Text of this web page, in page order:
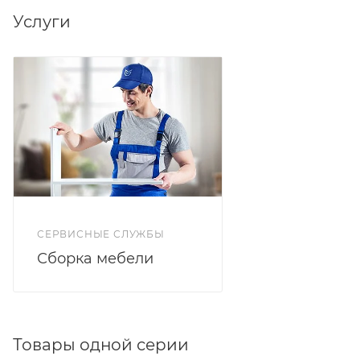
дополнением к интерьеру детской комнаты. Эта
современный дизайн.
Услуги
СЕРВИСНЫЕ СЛУЖБЫ
Сборка мебели
Товары одной серии